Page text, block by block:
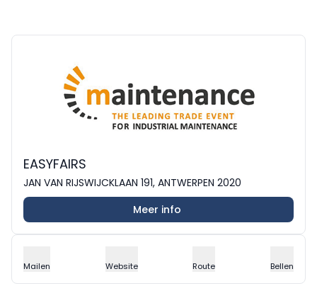
EASYFAIRS
JAN VAN RIJSWIJCKLAAN 191, ANTWERPEN 2020
Meer info
Mailen Website Route Bellen